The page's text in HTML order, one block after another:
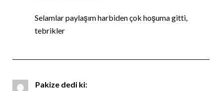
Selamlar paylaşım harbiden çok hoşuma gitti,
tebrikler
Pakize dedi ki: